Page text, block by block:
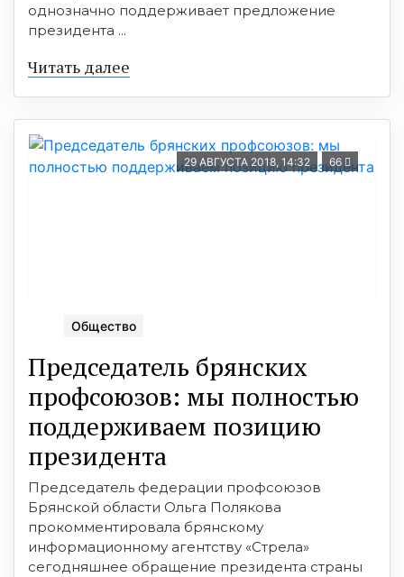
однозначно поддерживает предложение
президента ...
Читать далее
29 АВГУСТА 2018, 14:32 66
Общество
Председатель брянских
профсоюзов: мы полностью
поддерживаем позицию
президента
Председатель федерации профсоюзов
Брянской области Ольга Полякова
прокомментировала брянскому
информационному агентству «Стрела»
сегодняшнее обращение президента страны